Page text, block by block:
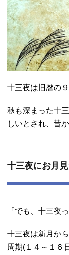
十三夜は旧暦の
秋も深まった十
しいとされ、昔
十三夜にお月
「でも、十三夜
十三夜は新月か
周期(１４～１６